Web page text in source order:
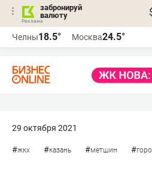
забронируй
валюту
Челны18.5° Москва24.5°
29 октября 2021
#жкх #казань #метшин #